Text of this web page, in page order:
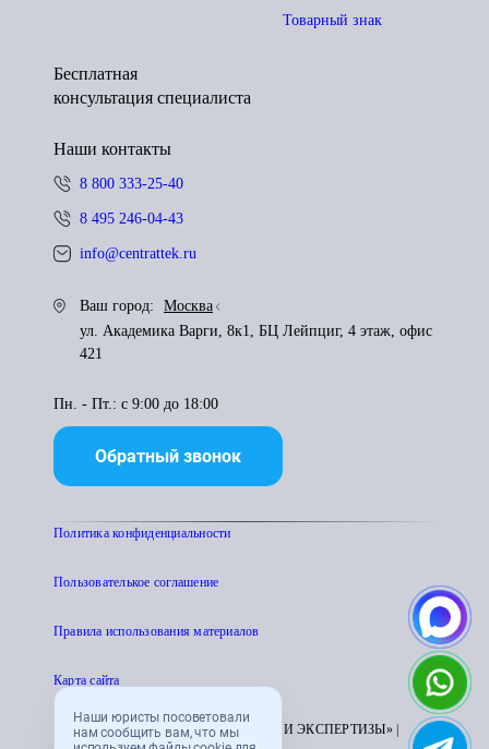
Наши юристы посоветовали
нам сообщить вам, что мы
Товарный знак
Бесплатная
консультация специалиста
Наши контакты
8 800 333-25-40
8 495 246-04-43
info@centrattek.ru
Ваш город:
Москва
ул. Академика Варги, 8к1, БЦ Лейпциг, 4 этаж, офис
421
Пн. - Пт.: с 9:00 до 18:00
Обратный звонок
Политика конфиденциальности
Пользователькое соглашение
Правила использования материалов
Карта сайта
© 1995 - 2026 «ЦЕНТР АТТЕСТАЦИИ И ЭКСПЕРТИЗЫ» |